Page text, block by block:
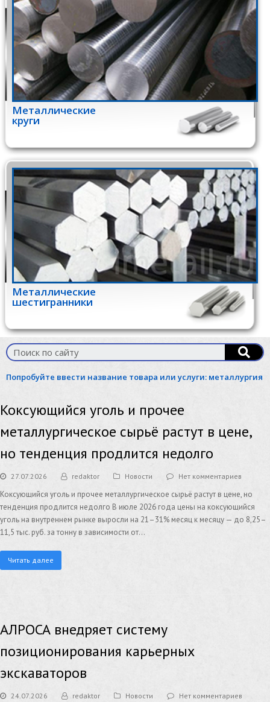
Металлические
круги
Металлические
шестигранники
Попробуйте ввести название товара или услуги: металлургия
Коксующийся уголь и прочее
металлургическое сырьё растут в цене,
но тенденция продлится недолго
27.07.2026 redaktor Новости Нет комментариев
Коксующийся уголь и прочее металлургическое сырьё растут в цене, но
тенденция продлится недолго В июле 2026 года цены на коксующийся
уголь на внутреннем рынке выросли на 21–31% месяц к месяцу — до 8,25–
11,5 тыс. руб. за тонну в зависимости от…
Читать далее
АЛРОСА внедряет систему
позиционирования карьерных
экскаваторов
24.07.2026 redaktor Новости Нет комментариев